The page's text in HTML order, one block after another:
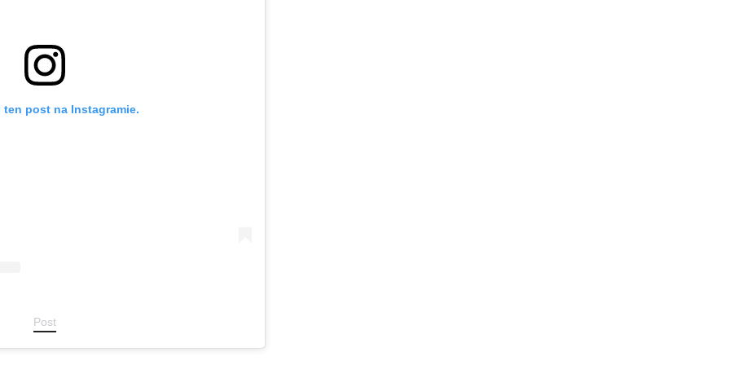
ten post na Instagramie.
Post